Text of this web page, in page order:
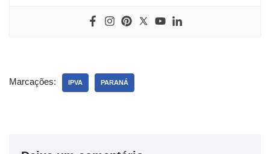
Marcações: IPVA PARANÁ